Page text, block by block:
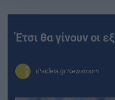
Έτσι θα γίνουν οι
iPaideia.gr Newsroom